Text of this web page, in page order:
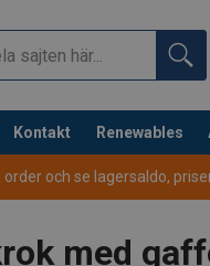
Kontakt Renewables
och se lagersaldo,
med